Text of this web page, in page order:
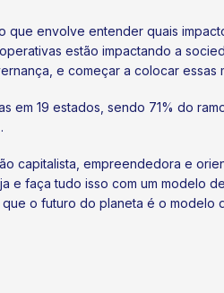
que envolve entender quais
estão impactando a
e começar a colocar essas
19 estados, sendo 71% do
capitalista, empreendedora e
e faça tudo isso com um modelo
o futuro do planeta é o modelo